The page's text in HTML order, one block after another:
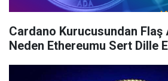
Cardano Kurucusundan Flaş
Neden Ethereumu Sert Dille